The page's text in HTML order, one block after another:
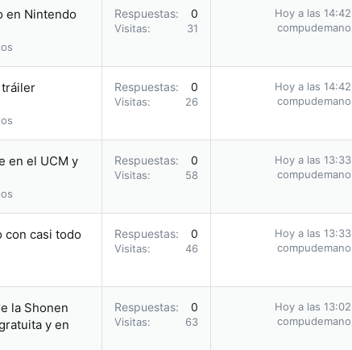
en Nintendo
Respuestas 0
Visitas 31
Hoy a las 14:42
compudemano
tráiler
Respuestas 0
Visitas 26
Hoy a las 14:42
compudemano
en el UCM y
Respuestas 0
Visitas 58
Hoy a las 13:33
compudemano
con casi todo
Respuestas 0
Visitas 46
Hoy a las 13:33
compudemano
la Shonen
y en
Respuestas 0
Visitas 63
Hoy a las 13:02
compudemano